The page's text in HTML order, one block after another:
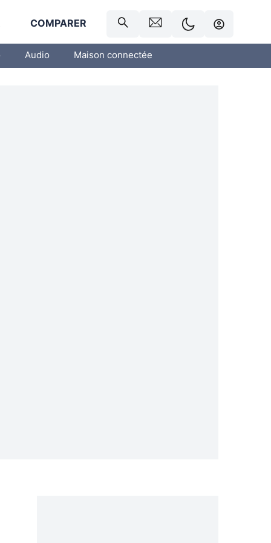
COMPARER
Audio Maison connectée